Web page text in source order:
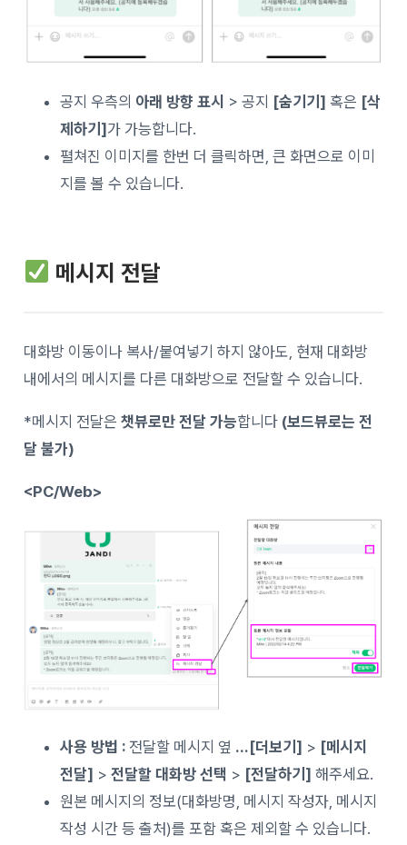
공지 우측의 아래 방향 표시 > 공지 [숨기기] 혹은 [삭
제하기]가 가능합니다.
펼쳐진 이미지를 한번 더 클릭하면, 큰 화면으로 이미
지를 볼 수 있습니다.
메시지 전달
대화방 이동이나 복사/붙여넣기 하지 않아도, 현재 대화방
내에서의 메시지를 다른 대화방으로 전달할 수 있습니다.
*메시지 전달은챗뷰로만 전달 가능합니다 (보드뷰로는 전
달 불가)
<PC/Web>
사용 방법 : 전달할 메시지 옆 …[더보기] > [메시지
전달] >전달할 대화방 선택 > [전달하기]해주세요.
원본 메시지의 정보(대화방명, 메시지 작성자, 메시지
작성 시간 등 출처)를 포함 혹은 제외할 수 있습니다.